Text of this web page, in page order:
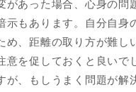
があった場合、心身の問
示もあります。自分自身
め、距離の取り方が難し
意を促しておくと良いで
が、もしうまく問題が解